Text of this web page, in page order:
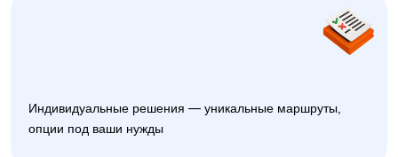
Индивидуальные решения — уникальные маршруты,
опции под ваши нужды